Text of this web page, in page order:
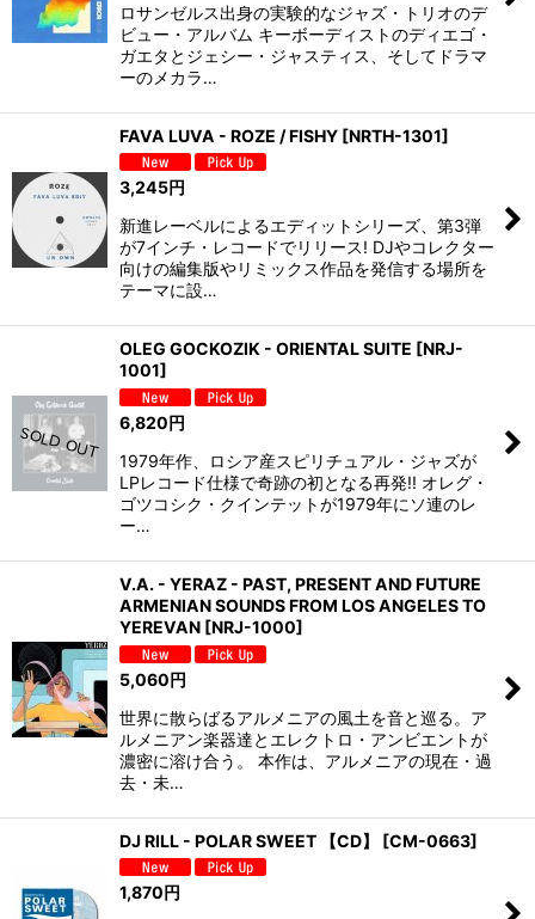
ロサンゼルス出身の実験的なジャズ・トリオのデ
ビュー・アルバム キーボーディストのディエゴ・
ガエタとジェシー・ジャスティス、そしてドラマ
ーのメカラ…
FAVA LUVA - ROZE / FISHY [NRTH-1301]
3,245円
新進レーベルによるエディットシリーズ、第3弾
が7インチ・レコードでリリース! DJやコレクター
向けの編集版やリミックス作品を発信する場所を
テーマに設…
OLEG GOCKOZIK - ORIENTAL SUITE [NRJ-
1001]
6,820円
1979年作、ロシア産スピリチュアル・ジャズが
LPレコード仕様で奇跡の初となる再発!! オレグ・
ゴツコシク・クインテットが1979年にソ連のレ
ー…
V.A. - YERAZ - PAST, PRESENT AND FUTURE
ARMENIAN SOUNDS FROM LOS ANGELES TO
YEREVAN [NRJ-1000]
5,060円
世界に散らばるアルメニアの風土を音と巡る。ア
ルメニアン楽器達とエレクトロ・アンビエントが
濃密に溶け合う。 本作は、アルメニアの現在・過
去・未…
DJ RILL - POLAR SWEET 【CD】 [CM-0663]
1,870 円